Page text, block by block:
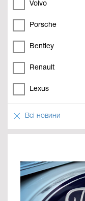
Volvo
Porsche
Bentley
Renault
Lexus
Всі новини